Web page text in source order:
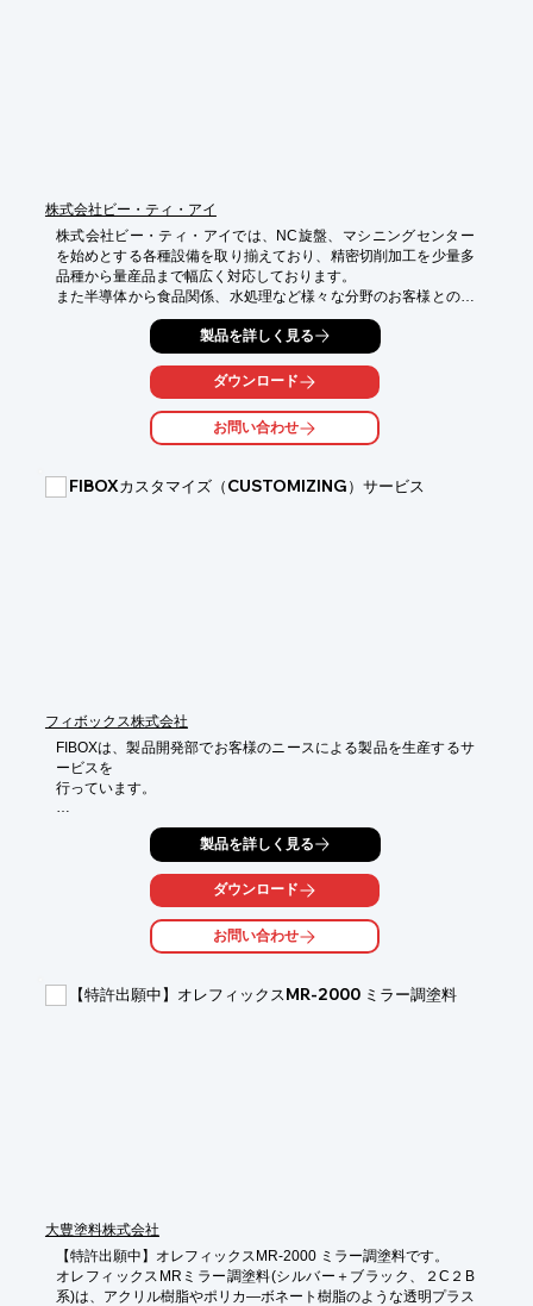
株式会社ビー・ティ・アイ
株式会社ビー・ティ・アイでは、NC旋盤、マシニングセンター
を始めとする各種設備を取り揃えており、精密切削加工を少量多
品種から量産品まで幅広く対応しております。
また半導体から食品関係、水処理など様々な分野のお客様との長
年のお取引の中で培った技術とノウハウで多様なニーズにお応え
私たちは「お客様に信頼される。そして、必要とされる企業を目
○プラスチック全材料の機械加工
○プラスチック成型及び金型
○プラスチック製品の組み立て
製品を詳しく見る
ダウンロード
お問い合わせ
FIBOXカスタマイズ（CUSTOMIZING）サービス
フィボックス株式会社
FIBOXは、製品開発部でお客様のニースによる製品を生産するサ
ービスを
行っています。
FIBOXのスタンダード製品に必要なサイズがない場合は、当社担
ご相談ください。
数量に制限がありますが、お客様のニーズが満足させるように
最高級のソリューションを提供します。
【サービス内容】
■組立サービス
製品を詳しく見る
ダウンロード
お問い合わせ
【特許出願中】オレフィックスMR-2000 ミラー調塗料
大豊塗料株式会社
【特許出願中】オレフィックスMR-2000 ミラー調塗料です。
オレフィックスMRミラー調塗料(シルバー＋ブラック、２C２B
系)は、アクリル樹脂やポリカ―ボネート樹脂のような透明プラス